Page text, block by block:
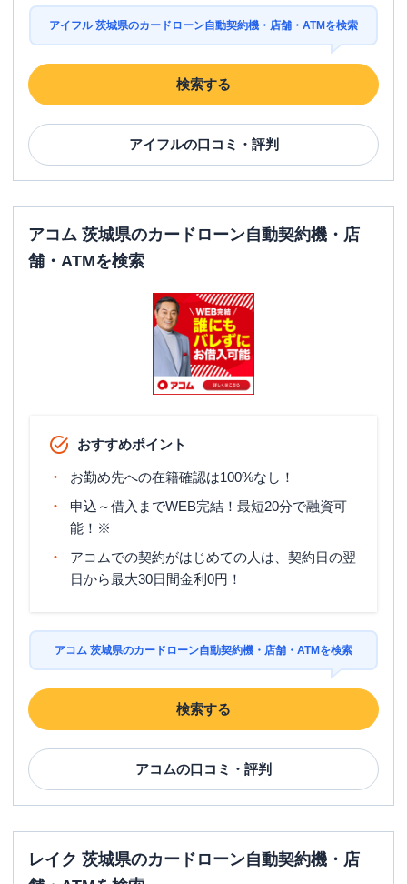
アイフル 茨城県のカードローン自動契約機・店舗・ATMを検索
検索する
アイフルの口コミ・評判
アコム 茨城県のカードローン自動契約機・店
舗・ATMを検索
おすすめポイント
お勤め先への在籍確認は100%なし！
申込～借入までWEB完結！最短20分で融資可
能！※
アコムでの契約がはじめての人は、契約日の翌
日から最大30日間金利0円！
アコム 茨城県のカードローン自動契約機・店舗・ATMを検索
検索する
アコムの口コミ・評判
レイク 茨城県のカードローン自動契約機・店